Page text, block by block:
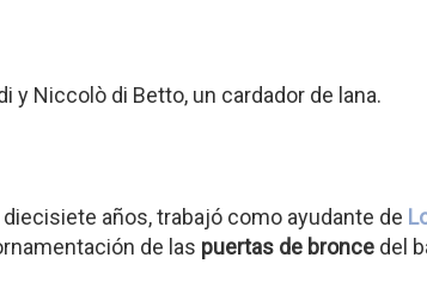
y Niccolò di Betto, un cardador de lana.
años, trabajó como ayudante de
de las puertas de bronce del